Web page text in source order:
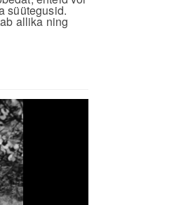
süütegusid.
allika ning